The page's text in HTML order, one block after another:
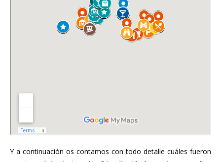
Y a continuación os contamos con todo detalle cuáles fueron